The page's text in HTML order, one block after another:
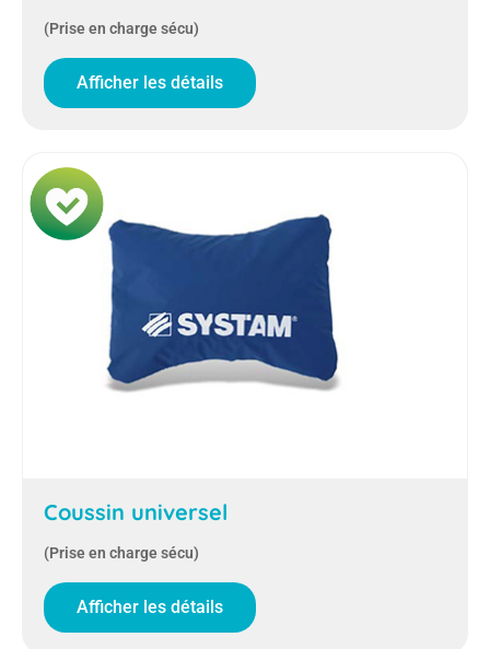
(Prise en charge sécu)
Afficher les détails
Coussin universel
(Prise en charge sécu)
Afficher les détails